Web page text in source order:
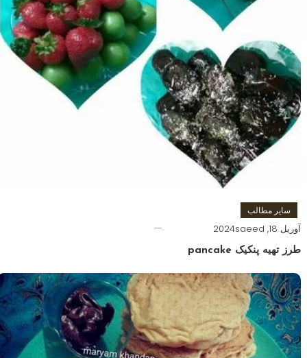
سایر مطالب
آوریل 18, 2024 saeed
طرز تهیه پنکیک pancake